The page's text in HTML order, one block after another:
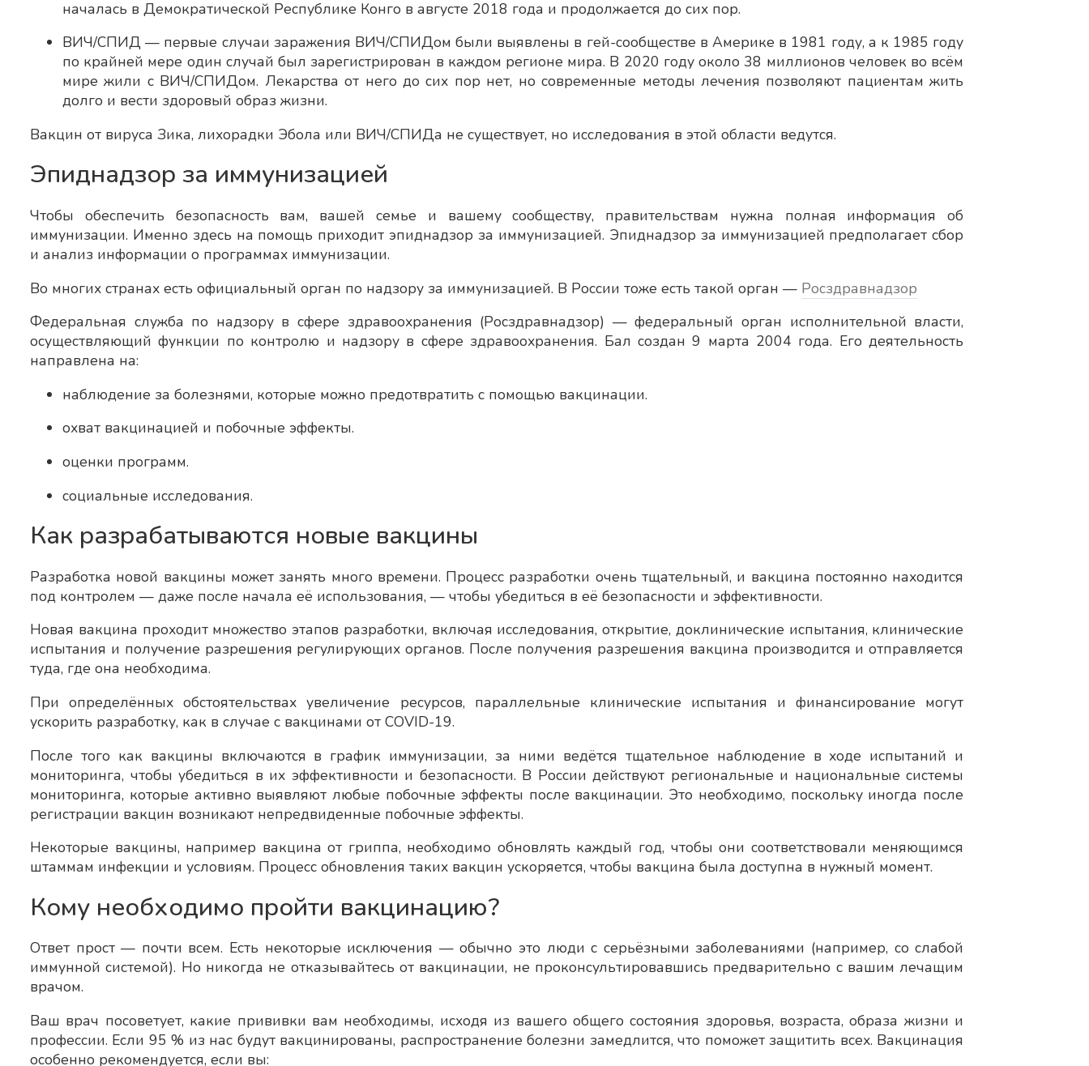
началась в Демократической Республике Конго в августе 2018 года и продолжается до сих пор.
ВИЧ/СПИД — первые случаи заражения ВИЧ/СПИДом были выявлены в гей-сообществе в Америке в 1981 году, а к 1985 году
по крайней мере один случай был зарегистрирован в каждом регионе мира. В 2020 году около 38 миллионов человек во всём
мире жили с ВИЧ/СПИДом. Лекарства от него до сих пор нет, но современные методы лечения позволяют пациентам жить
долго и вести здоровый образ жизни.
Вакцин от вируса Зика, лихорадки Эбола или ВИЧ/СПИДа не существует, но исследования в этой области ведутся.
Эпиднадзор за иммунизацией
Чтобы обеспечить безопасность вам, вашей семье и вашему сообществу, правительствам нужна полная информация об
иммунизации. Именно здесь на помощь приходит эпиднадзор за иммунизацией. Эпиднадзор за иммунизацией предполагает сбор
и анализ информации о программах иммунизации.
Во многих странах есть официальный орган по надзору за иммунизацией. В России тоже есть такой орган — Росздравнадзор
Федеральная служба по надзору в сфере здравоохранения (Росздравнадзор) — федеральный орган исполнительной власти,
осуществляющий функции по контролю и надзору в сфере здравоохранения. Бал создан 9 марта 2004 года. Его деятельность
направлена на:
наблюдение за болезнями, которые можно предотвратить с помощью вакцинации.
охват вакцинацией и побочные эффекты.
оценки программ.
социальные исследования.
Как разрабатываются новые вакцины
Разработка новой вакцины может занять много времени. Процесс разработки очень тщательный, и вакцина постоянно находится
под контролем — даже после начала её использования, — чтобы убедиться в её безопасности и эффективности.
Новая вакцина проходит множество этапов разработки, включая исследования, открытие, доклинические испытания, клинические
испытания и получение разрешения регулирующих органов. После получения разрешения вакцина производится и отправляется
туда, где она необходима.
При определённых обстоятельствах увеличение ресурсов, параллельные клинические испытания и финансирование могут
ускорить разработку, как в случае с вакцинами от COVID-19.
После того как вакцины включаются в график иммунизации, за ними ведётся тщательное наблюдение в ходе испытаний и
мониторинга, чтобы убедиться в их эффективности и безопасности. В России действуют региональные и национальные системы
мониторинга, которые активно выявляют любые побочные эффекты после вакцинации. Это необходимо, поскольку иногда после
регистрации вакцин возникают непредвиденные побочные эффекты.
Некоторые вакцины, например вакцина от гриппа, необходимо обновлять каждый год, чтобы они соответствовали меняющимся
штаммам инфекции и условиям. Процесс обновления таких вакцин ускоряется, чтобы вакцина была доступна в нужный момент.
Кому необходимо пройти вакцинацию?
Ответ прост — почти всем. Есть некоторые исключения — обычно это люди с серьёзными заболеваниями (например, со слабой
иммунной системой). Но никогда не отказывайтесь от вакцинации, не проконсультировавшись предварительно с вашим лечащим
врачом.
Ваш врач посоветует, какие прививки вам необходимы, исходя из вашего общего состояния здоровья, возраста, образа жизни и
профессии. Если 95 % из нас будут вакцинированы, распространение болезни замедлится, что поможет защитить всех. Вакцинация
особенно рекомендуется, если вы: